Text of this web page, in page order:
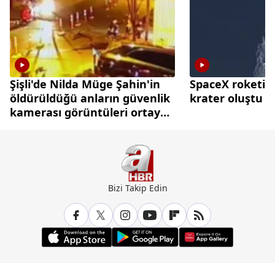
Şişli'de Nilda Müge Şahin'in
öldürüldüğü anların güvenlik
kamerası görüntüleri ortaya
SpaceX roketi
krater oluştu
Bizi Takip Edin